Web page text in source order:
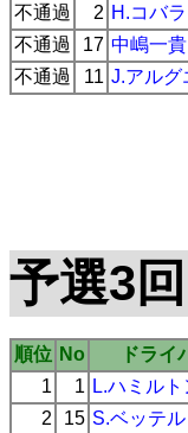
不通過
2 H.コバ
不通過
17 中嶋一貴
不通過
11 J.アルグ
予選3回
順位 No ドライ
1
1 L.ハミルト
2
15 S.ベッテル